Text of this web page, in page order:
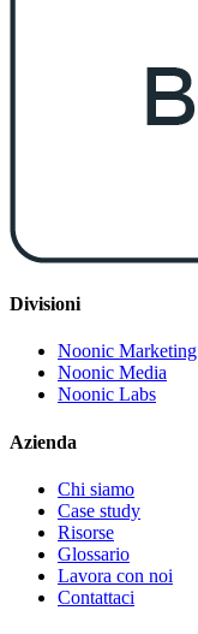
Divisioni
Noonic Marketing
Noonic Media
Noonic Labs
Azienda
Chi siamo
Case study
Risorse
Glossario
Lavora con noi
Contattaci